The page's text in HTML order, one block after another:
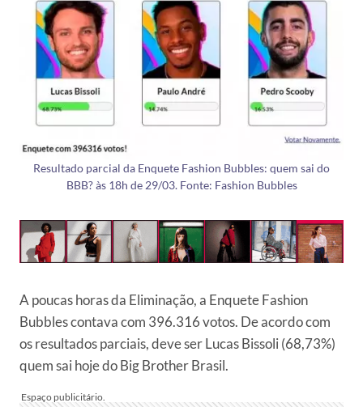
Resultado parcial da Enquete Fashion Bubbles: quem sai do
BBB? às 18h de 29/03. Fonte: Fashion Bubbles
A poucas horas da Eliminação, a Enquete Fashion
Bubbles contava com 396.316 votos. De acordo com
os resultados parciais, deve ser Lucas Bissoli (68,73%)
quem sai hoje do Big Brother Brasil.